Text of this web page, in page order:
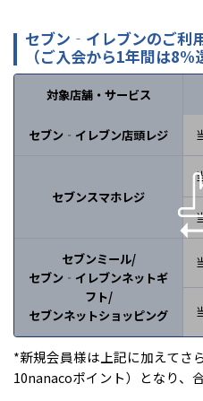
セブン‐イレブンのご利
（ご入会から1年間は8%
対象店舗・サービス
セブン‐イレブン店頭レジ
セブンスマホレジ
セブンミール/
セブン‐イレブンネットギ
フト/
セブンネットショッピング
*新規会員様は上記に加えてさ
10nanacoポイント）となり、